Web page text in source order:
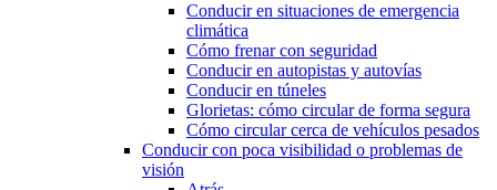
Conducir en situaciones de emergencia
climática
Cómo frenar con seguridad
Conducir en autopistas y autovías
Conducir en túneles
Glorietas: cómo circular de forma segura
Cómo circular cerca de vehículos pesados
Conducir con poca visibilidad o problemas de
visión